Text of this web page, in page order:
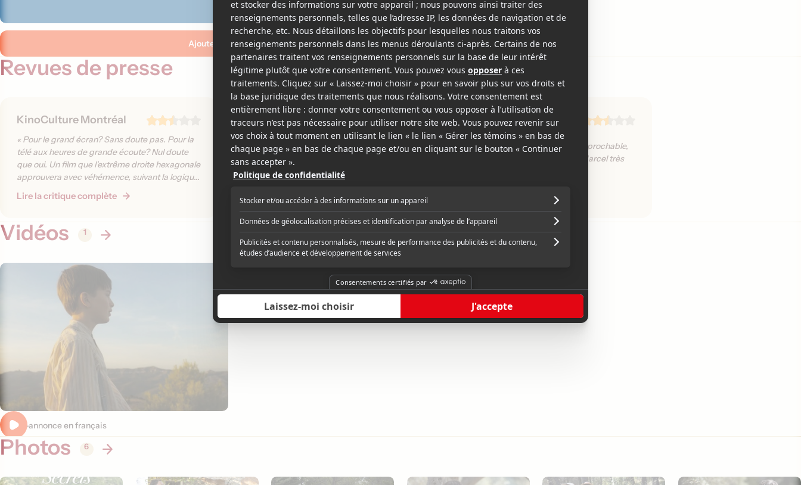
Ajouter ma critique
Revues de presse
KinoCulture Montréal
« Pour le grand écran? Sans doute pas. Pour la
télé aux heures de grande écoute? Nul doute
que oui. Un film que l'extrême droite hexagonale
approuvera avec véhémence, suivant la logique
temps, mais mal ancré. »
Lire la critique complète
La Presse
« On appréciera quand même ce long métrage
ensoleillé pour ce qu'il est, même s'il n'est pas à
la hauteur du souvenir que nous avait laissé, il y
a 30 ans, le diptyque d'Yves Robert La gloire de
deux premiers tomes du roman
autobiographique de Marcel Pagnol. »
Lire la critique complète
Médiafilm
« L'interprétation est cependant irréprochable,
Léo Campion composant un petit Marcel très
Vidéos 1
Bande-annonce en français
Photos 6